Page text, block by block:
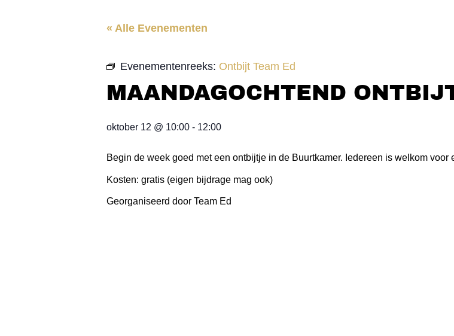
« Alle Evenementen
Evenementenreeks: Ontbijt Team Ed
MAANDAGOCHTEND
oktober 12 @ 10:00 - 12:00
Begin de week goed met een ontbijtje in de Buurtkamer. Iedereen is welkom voor
Kosten: gratis (eigen bijdrage mag ook)
Georganiseerd door Team Ed